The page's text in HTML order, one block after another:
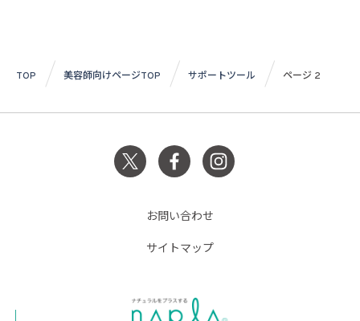
TOP 美容師向けページTOP サポートツール ページ 2
お問い合わせ
サイトマップ